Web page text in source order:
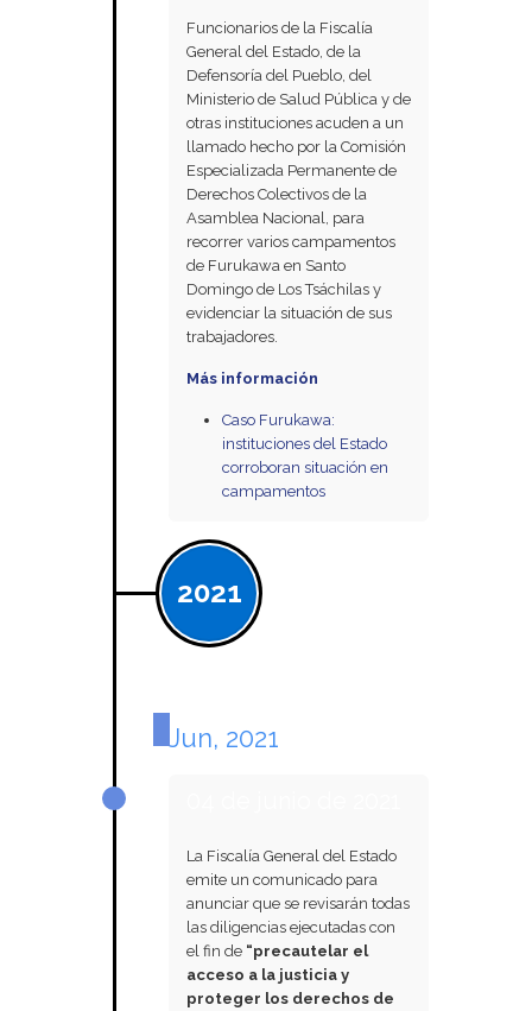
Funcionarios de la Fiscalía
General del Estado, de la
Defensoría del Pueblo, del
Ministerio de Salud Pública y de
otras instituciones acuden a un
llamado hecho por la Comisión
Especializada Permanente de
Derechos Colectivos de la
Asamblea Nacional, para
recorrer varios campamentos
de Furukawa en Santo
Domingo de Los Tsáchilas y
evidenciar la situación de sus
trabajadores.
Más información
Caso Furukawa:
instituciones del Estado
corroboran situación en
campamentos
2021
Jun, 2021
La Fiscalía General del Estado
emite un comunicado para
anunciar que se revisarán todas
las diligencias ejecutadas con
el fin de “precautelar el
acceso a la justicia y
proteger los derechos de